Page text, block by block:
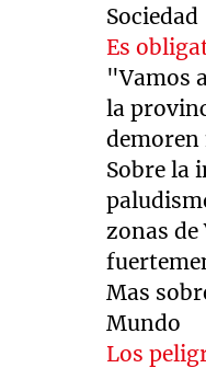
Sociedad
Es
"Vamos
la
demoren
Sobre la
zonas
Mas
Mundo
Los